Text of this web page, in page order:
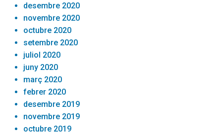
desembre 2020
novembre 2020
octubre 2020
setembre 2020
juliol 2020
juny 2020
març 2020
febrer 2020
desembre 2019
novembre 2019
octubre 2019